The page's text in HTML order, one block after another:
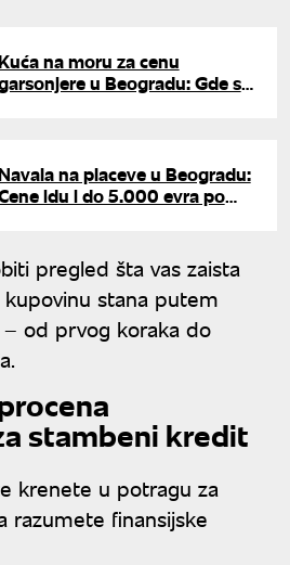
na moru za cenu
u Beogradu: Gde se
na placeve u Beogradu:
idu i do 5.000 evra po
pregled šta vas zaista
stana putem
od prvog koraka do
stambeni kredit
krenete u potragu za
razumete finansijske